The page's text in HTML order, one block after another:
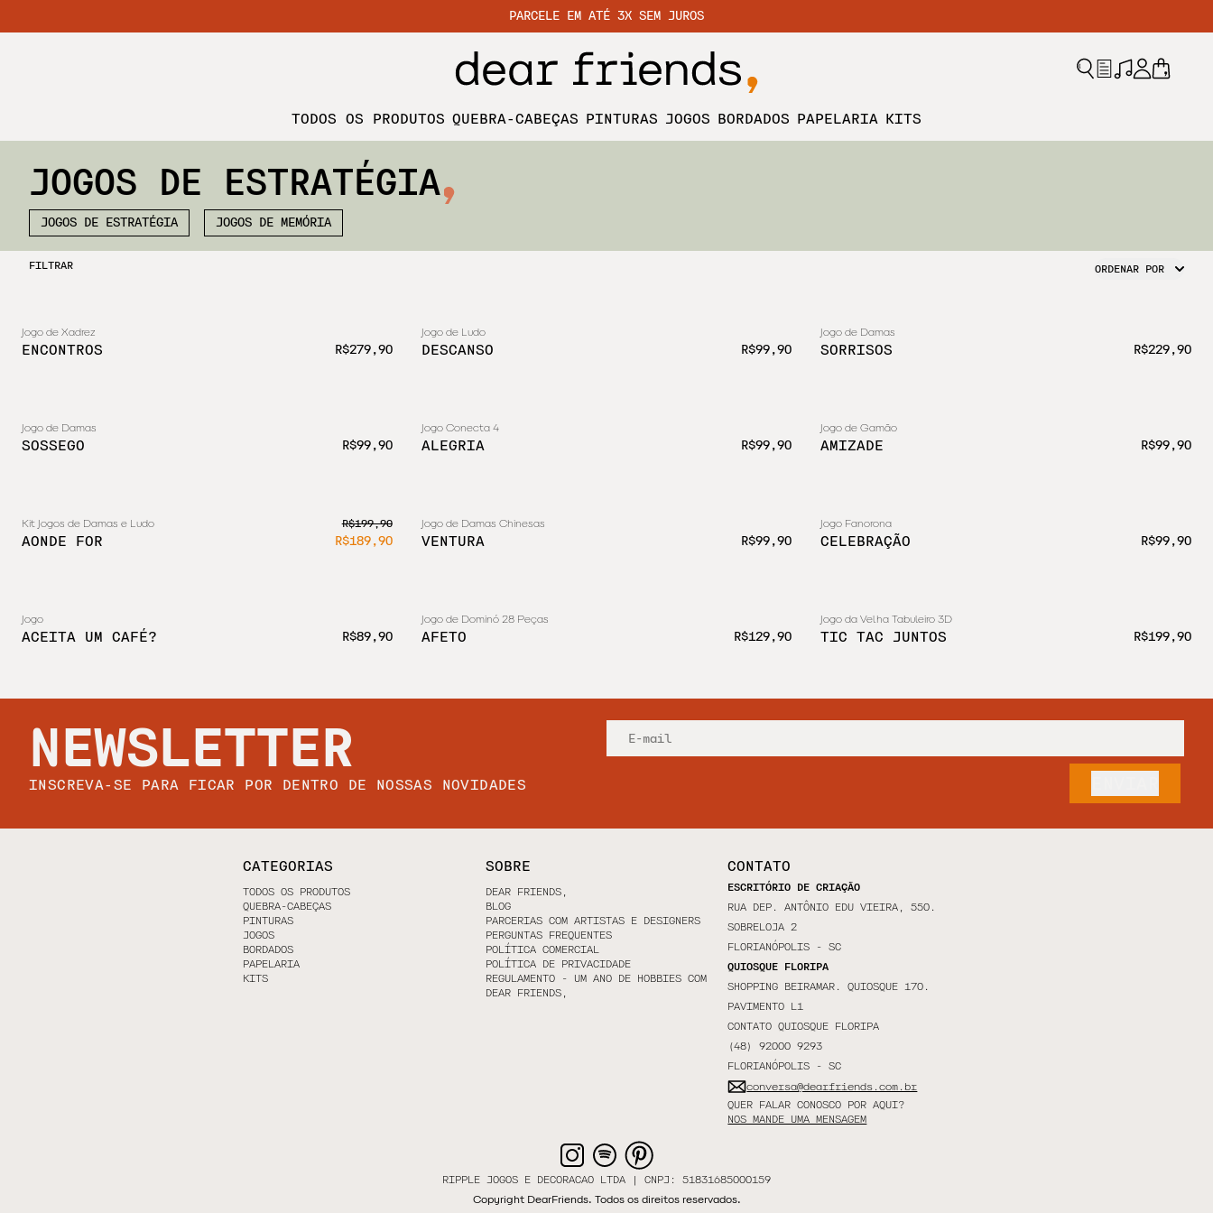
PARCELE EM ATÉ 3X SEM JUROS
TODOS OS PRODUTOS QUEBRA-CABEÇAS PINTURAS JOGOS BORDADOS PAPELARIA KITS
JOGOS DE ESTRATÉGIA
JOGOS DE ESTRATÉGIA JOGOS DE MEMÓRIA
FILTRAR ORDENAR POR
Jogo de Xadrez
ENCONTROS R$279,90
Jogo de Ludo
DESCANSO R$99,90
Jogo de Damas
SORRISOS R$229,90
Jogo de Damas
SOSSEGO R$99,90
Jogo Conecta 4
ALEGRIA R$99,90
Jogo de Gamão
AMIZADE R$99,90
Kit Jogos de Damas e Ludo R$199,90
AONDE FOR R$189,90
Jogo de Damas Chinesas
VENTURA R$99,90
Jogo Fanorona
CELEBRAÇÃO R$99,90
Jogo
ACEITA UM CAFÉ? R$89,90
Jogo de Dominó 28 Peças
AFETO R$129,90
Jogo da Velha Tabuleiro 3D
TIC TAC JUNTOS R$199,90
NEWSLETTER
INSCREVA-SE PARA FICAR POR DENTRO DE NOSSAS NOVIDADES
CATEGORIAS
TODOS OS PRODUTOS
QUEBRA-CABEÇAS
PINTURAS
JOGOS
BORDADOS
PAPELARIA
KITS
SOBRE
DEAR FRIENDS,
BLOG
PARCERIAS COM ARTISTAS E DESIGNERS
PERGUNTAS FREQUENTES
POLÍTICA COMERCIAL
POLÍTICA DE PRIVACIDADE
REGULAMENTO - UM ANO DE HOBBIES COM
DEAR FRIENDS,
CONTATO
ESCRITÓRIO DE CRIAÇÃO
RUA DEP. ANTÔNIO EDU VIEIRA, 550.
SOBRELOJA 2
FLORIANÓPOLIS - SC
QUIOSQUE FLORIPA
SHOPPING BEIRAMAR. QUIOSQUE 170.
PAVIMENTO L1
CONTATO QUIOSQUE FLORIPA
(48) 92000 9293
FLORIANÓPOLIS - SC
conversa@dearfriends.com.br
QUER FALAR CONOSCO POR AQUI?
NOS MANDE UMA MENSAGEM
RIPPLE JOGOS E DECORACAO LTDA | CNPJ: 51831685000159
Copyright DearFriends. Todos os direitos reservados.